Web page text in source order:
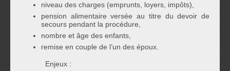
niveau des charges (emprunts, loyers, impôts),
pension alimentaire versée au titre du devoir de
secours pendant la procédure,
nombre et âge des enfants,
remise en couple de l’un des époux.
Enjeux :